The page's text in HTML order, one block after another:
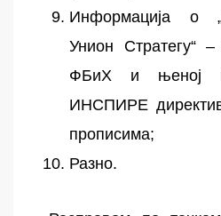
Информација о
Унион Стратегy“
ФБиХ и њеној
ИНСПИРЕ
прописима;
Разно.